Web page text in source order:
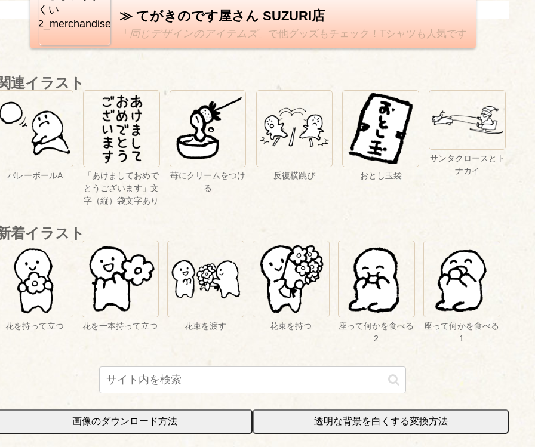
≫ てがきのです屋さん SUZURI店
「 同じデザインのアイテムズ」で他グッズもチェック！Tシャツも人気です
連イラスト
バレーボールA
「あけましておめで
とうございます」文
字（縦）袋文字あり
苺にクリームをつけ
る
反復横跳び おとし玉袋
サンタクロースとト
ナカイ
着イラスト
花を持って立つ 花を一本持って立つ 花束を渡す 花束を持つ
座って何かを食べる
2
座って何かを食べる
1
画像のダウンロード方法 透明な背景を白くする変換方法